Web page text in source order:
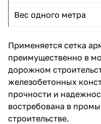
Вес одного метра
Применяется сетка
преимущественно в
дорожном
железобетонных
прочности и
востребована в
строительстве.